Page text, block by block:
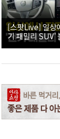
[스팟Live] 일상
기 패밀리 SUV'